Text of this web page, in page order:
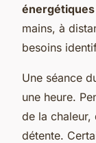
énergétiques
mains, à
besoins
Une séance
une heure.
de la
détente.